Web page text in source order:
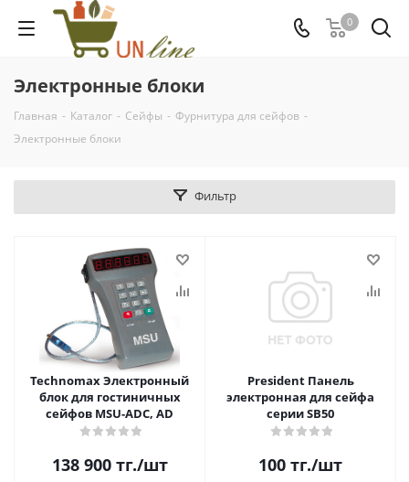
0
Электронные блоки
Главная - Каталог - Сейфы - Фурнитура для сейфов -
Электронные блоки
Фильтр
Technomax Электронный
блок для гостиничных
сейфов MSU-ADC, AD
138 900тг./шт
President Панель
электронная для сейфа
серии SB50
100 тг./шт